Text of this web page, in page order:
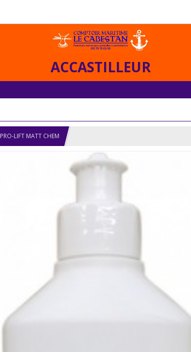
ACCASTILLEUR
PRO-LIFT MATT CHEM